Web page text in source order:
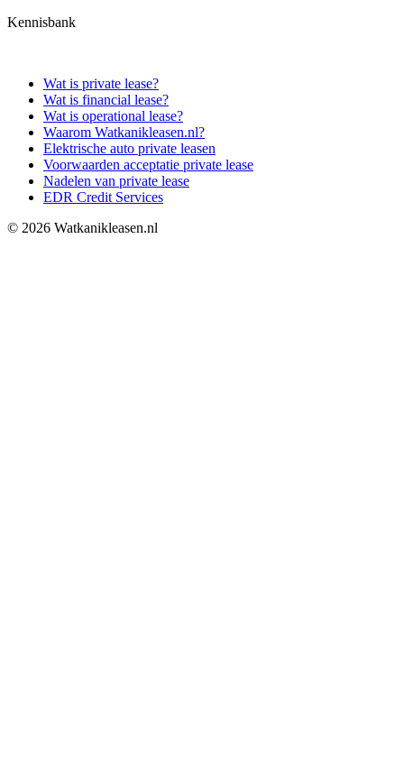
Kennisbank
Wat is private lease?
Wat is financial lease?
Wat is operational lease?
Waarom Watkanikleasen.nl?
Elektrische auto private leasen
Voorwaarden acceptatie private lease
Nadelen van private lease
EDR Credit Services
© 2026 Watkanikleasen.nl